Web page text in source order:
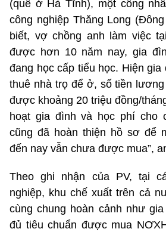
(quê ở Hà Tĩnh), một công
công nghiệp Thăng Long
biết, vợ chồng anh làm việc
được hơn 10 năm nay, gia
đang học cấp tiểu học. Hiện gia
thuê nhà trọ để ở, số tiền
được khoảng 20 triệu đồng/
hoạt gia đình và học phí cho
cũng đã hoàn thiện hồ sơ để
đến nay vẫn chưa được mua”,
Theo ghi nhận của PV, tại
nghiệp, khu chế xuất trên cả
cùng chung hoàn cảnh như
đủ tiêu chuẩn được mua